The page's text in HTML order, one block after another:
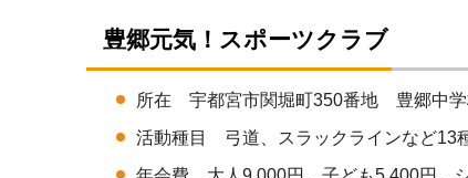
豊郷元気！スポーツクラブ
所在 宇都宮市関堀町350番地 豊郷中学
活動種目 弓道、スラックラインなど13